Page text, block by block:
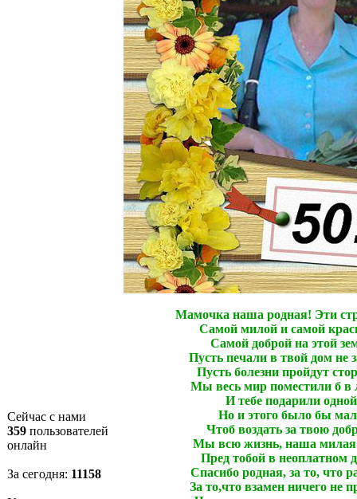
Сейчас с нами
359 пользователей
онлайн
За сегодня: 11159
Мамочка наша родная! Эти
Самой милой и самой
Самой доброй на этой
Пусть печали в твой дом не
Пусть болезни пройдут
Мы весь мир поместили б в
И тебе подарили
Но и этого было бы
Чтоб воздать за твою
Мы всю жизнь, наша
Пред тобой в неоплатном
Спасибо родная, за то, что
За то,что взамен ничего не